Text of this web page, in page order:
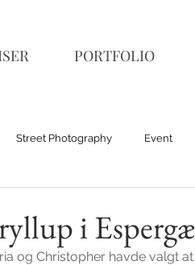
PORTFOLIO
Street Photography Event
i
og Christopher havde valgt